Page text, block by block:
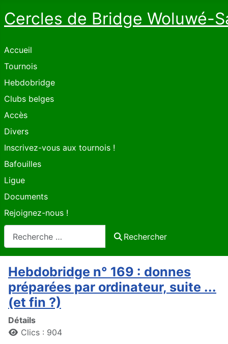
Cercles de Bridge Woluwé-
Accueil
Tournois
Hebdobridge
Clubs belges
Accès
Divers
Inscrivez-vous aux tournois !
Bafouilles
Ligue
Documents
Rejoignez-nous !
Rechercher
Hebdobridge n° 169 : donnes
préparées par ordinateur, suite ...
(et fin ?)
Détails
Clics : 904